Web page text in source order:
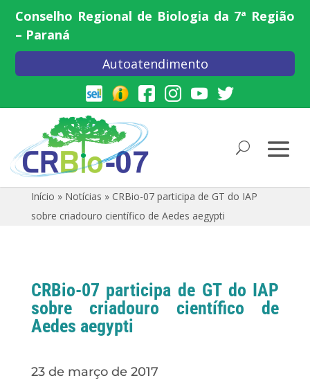
Conselho Regional de Biologia da 7ª Região
– Paraná
Autoatendimento
Início » Notícias » CRBio-07 participa de GT do IAP
sobre criadouro científico de Aedes aegypti
CRBio-07 participa de GT do IAP
sobre criadouro científico de
Aedes aegypti
23 de março de 2017